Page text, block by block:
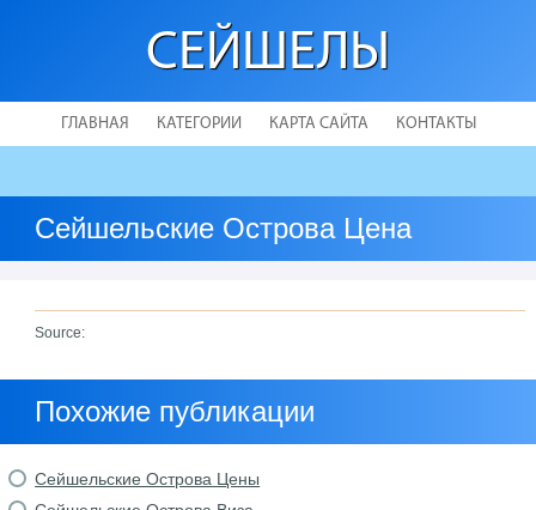
СЕЙШЕЛЫ
ГЛАВНАЯ КАТЕГОРИИ КАРТА САЙТА КОНТАКТЫ
Сейшельские Острова Цена
Source:
Похожие публикации
Сейшельские Острова Цены